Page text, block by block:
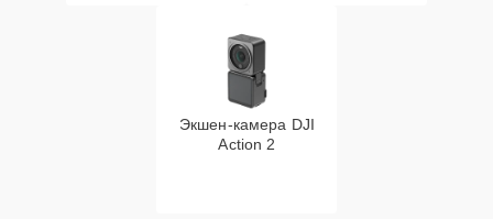
Экшен-камера DJI
Action 2